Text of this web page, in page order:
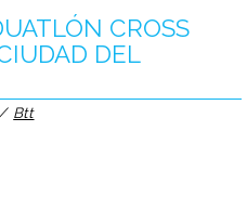
CROSS
DEL
Btt